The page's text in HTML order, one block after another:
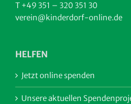
T +49 351 – 320 351 30
verein@kinderdorf-online.de
HELFEN
Jetzt online spenden
Unsere aktuellen